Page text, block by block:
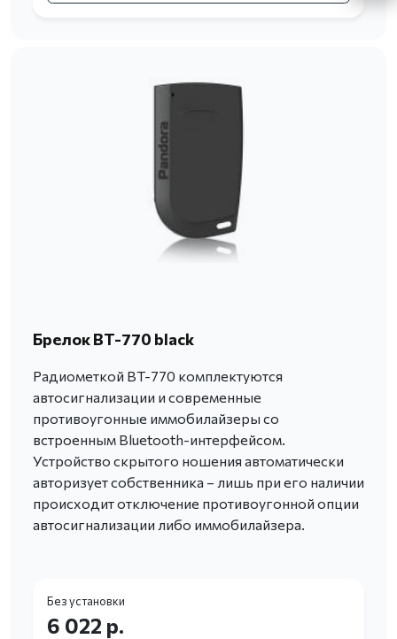
Брелок BT-770 black
Радиометкой BT-770 комплектуются
автосигнализации и современные
противоугонные иммобилайзеры со
встроенным Bluetooth-интерфейсом.
Устройство скрытого ношения автоматически
авторизует собственника – лишь при его наличии
происходит отключение противоугонной опции
автосигнализации либо иммобилайзера.
Без установки
6 022 р.